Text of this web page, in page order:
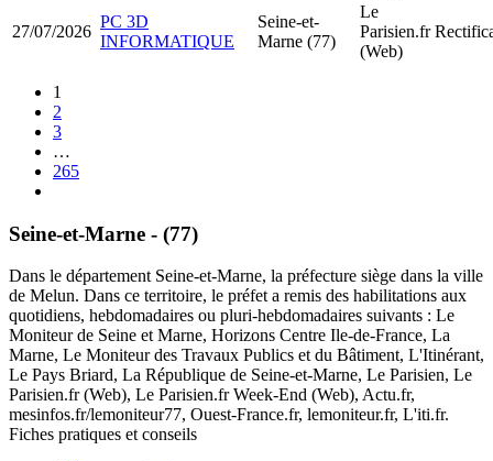
27/07/2026
PC 3D
INFORMATIQUE
Seine-et-
Marne (77)
Le
Parisien.fr
(Web)
1
2
3
…
265
Seine-et-Marne - (77)
Dans le département Seine-et-Marne, la préfecture siège dans la ville
de Melun. Dans ce territoire, le préfet a remis des habilitations aux
quotidiens, hebdomadaires ou pluri-hebdomadaires suivants : Le
Moniteur de Seine et Marne, Horizons Centre Ile-de-France, La
Marne, Le Moniteur des Travaux Publics et du Bâtiment, L'Itinérant,
Le Pays Briard, La République de Seine-et-Marne, Le Parisien, Le
Parisien.fr (Web), Le Parisien.fr Week-End (Web), Actu.fr,
mesinfos.fr/lemoniteur77, Ouest-France.fr, lemoniteur.fr, L'iti.fr.
Fiches pratiques et conseils